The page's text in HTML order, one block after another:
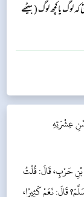
یا کچھ لوگ (بیٹھے
عِشْرَتِهِ
بْنِ حَرْبٍ، قَالَ: قُلْتُ
قَالَ: نَعَمْ كَثِيرًا،